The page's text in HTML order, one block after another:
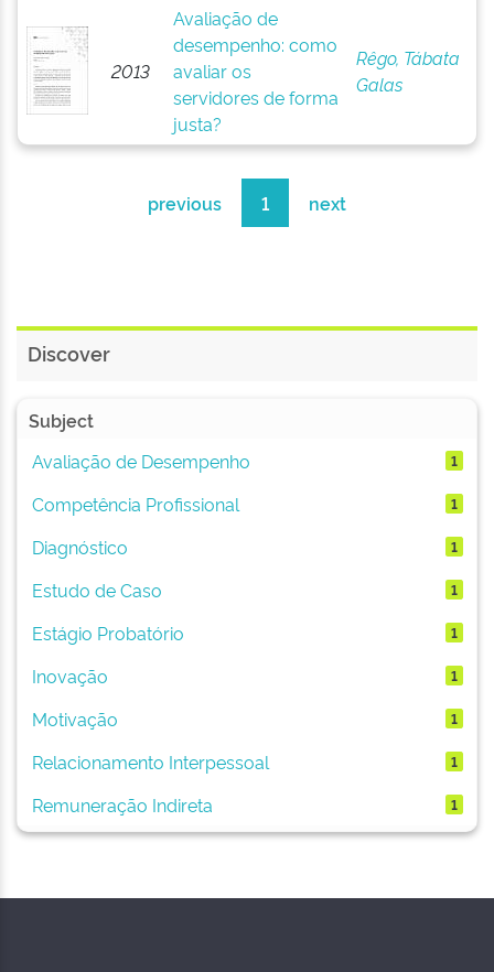
2013
Avaliação de
desempenho: como
avaliar os
servidores de forma
justa?
Rêgo, Tábata
Galas
previous 1 next
Discover
Subject
Avaliação de Desempenho
1
Competência Profissional 1
Diagnóstico 1
Estudo de Caso 1
Estágio Probatório 1
Inovação 1
Motivação 1
Relacionamento Interpessoal 1
Remuneração Indireta 1